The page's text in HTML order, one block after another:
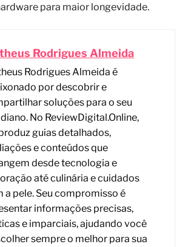
para maior longevidade.
Rodrigues Almeida
Rodrigues Almeida é
por descobrir e
soluções para o seu
No ReviewDigital.Online,
guias detalhados,
e conteúdos que
desde tecnologia e
até culinária e cuidados
a pele. Seu compromisso é
informações precisas,
e imparciais, ajudando você
sempre o melhor para sua